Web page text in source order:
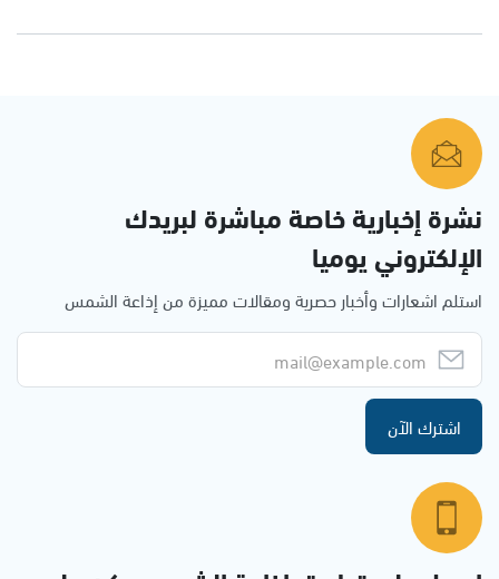
نشرة إخبارية خاصة مباشرة لبريدك
الإلكتروني يوميا
استلم اشعارات وأخبار حصرية ومقالات مميزة من إذاعة الشمس
اشترك الآن